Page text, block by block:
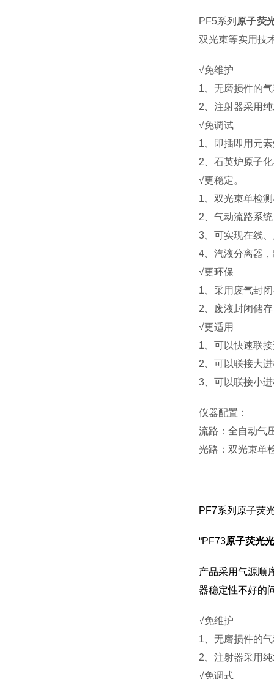
PF5系列 原子荧
双光束等实用技
√免维护
1、无磨损件的
2、注射器采用
√免调试
1、即插即用元
2、石英炉原子
√更稳定。
1、双光束单检
2、气动流路系
3、可实现在线
4、汽液分离器
√更环保
1、采用废气封
2、废液封闭储
√更适用
1、可以快速联
2、可以联接大
3、可以联接小
仪器配置 ：
流路：全自动气
光路：双光束单
PF7系列原子荧
“PF73原子荧光
产品采用气源顺
器稳定性不好的
√免维护
1、无磨损件的
2、注射器采用
√免调式